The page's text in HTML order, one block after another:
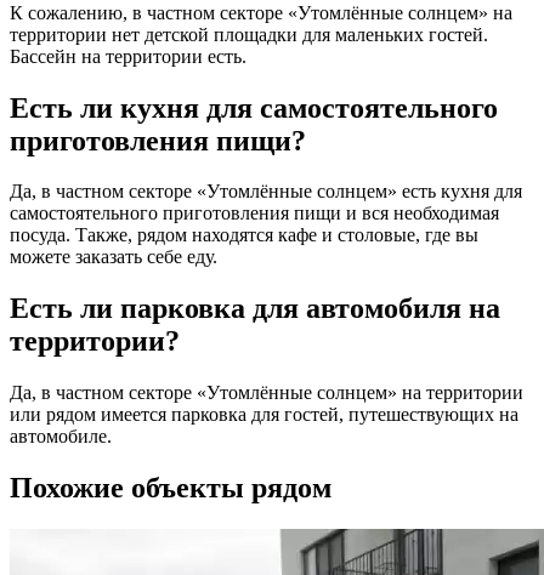
К сожалению, в частном секторе «Утомлённые солнцем» на
территории нет детской площадки для маленьких гостей.
Бассейн на территории есть.
Есть ли кухня для самостоятельного
приготовления пищи?
Да, в частном секторе «Утомлённые солнцем» есть кухня для
самостоятельного приготовления пищи и вся необходимая
посуда. Также, рядом находятся кафе и столовые, где вы
можете заказать себе еду.
Есть ли парковка для автомобиля на
территории?
Да, в частном секторе «Утомлённые солнцем» на территории
или рядом имеется парковка для гостей, путешествующих на
автомобиле.
Похожие объекты рядом